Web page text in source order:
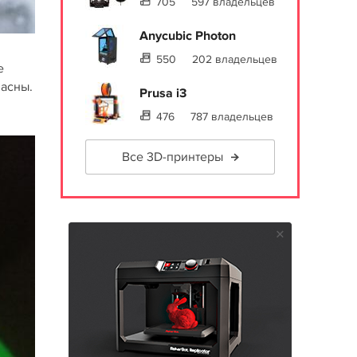
Anycubic Photon
550 202 владельцев
Prusa i3
476 787 владельцев
Все 3D-принтеры